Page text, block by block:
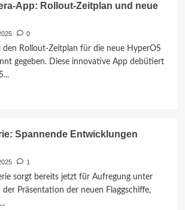
App: Rollout-Zeitplan und neue
0
den Rollout-Zeitplan für die neue HyperOS
gegeben. Diese innovative App debütiert
Spannende Entwicklungen
1
sorgt bereits jetzt für Aufregung unter
der Präsentation der neuen Flaggschiffe,